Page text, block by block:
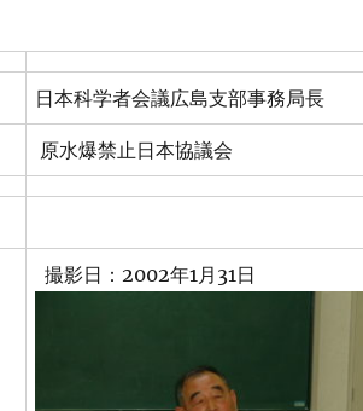
日本科学者会議広島支部事務局長
原水爆禁止日本協議会
撮影日：2002年1月31日